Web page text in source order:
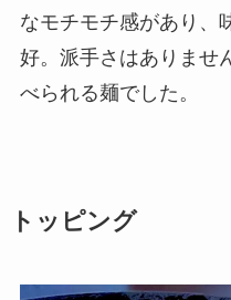
なモチモチ感があり、
好。派手さはありませ
べられる麺でした。
トッピング